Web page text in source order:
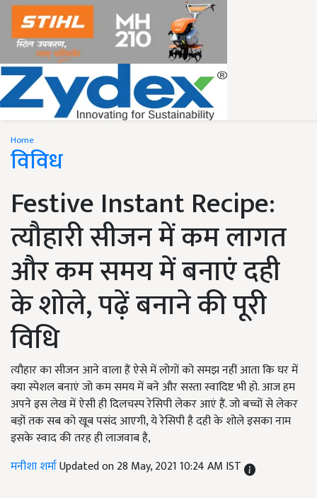
Home
विविध
Festive Instant Recipe:
त्यौहारी सीजन में कम लागत
और कम समय में बनाएं दही
के शोले, पढ़ें बनाने की पूरी
विधि
त्यौहार का सीजन आने वाला हैं ऐसे में लोगों को समझ नहीं आता कि घर में
क्या स्पेशल बनाएं जो कम समय में बने और सस्ता स्वादिष्ट भी हो. आज हम
अपने इस लेख में ऐसी ही दिलचस्प रेसिपी लेकर आएं हैं. जो बच्चों से लेकर
बड़ों तक सब को खूब पसंद आएगी, ये रेसिपी है दही के शोले इसका नाम
इसके स्वाद की तरह ही लाजवाब है,
मनीशा शर्माUpdated on 28 May, 2021 10:24 AM IST